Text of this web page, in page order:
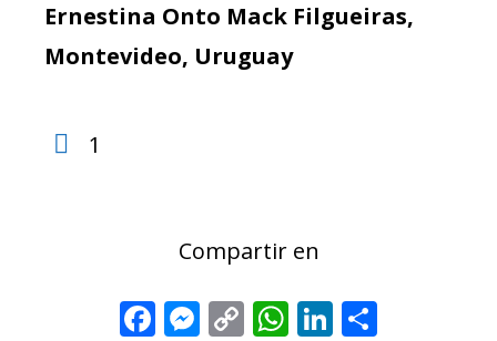
Ernestina Onto Mack Filgueiras,
Montevideo, Uruguay
1
Compartir en
Facebook
Messenger
CopyWhatsApp
LinkedIn